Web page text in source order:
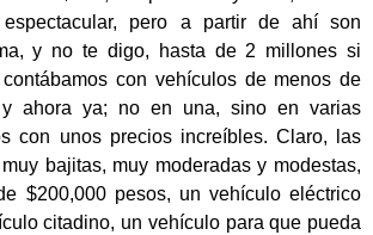
espectacular, pero a partir de ahí son
y no te digo, hasta de 2 millones si
con vehículos de menos de
y ahora ya; no en una, sino en varias
con unos precios increíbles. Claro, las
bajitas, muy moderadas y modestas,
$200,000 pesos, un vehículo eléctrico
citadino, un vehículo para que pueda